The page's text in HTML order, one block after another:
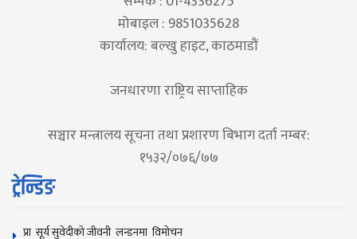
मोबाइल : 9851035628
कार्यालय: बल्खु हाइट, काठमाडौं
जनधारणा राष्ट्रिय साप्ताहिक
सञ्चार मन्त्रालय सूचना तथा प्रशारण बिभाग दर्ता नम्बर:
१५३२/०७६/७७
ट्रेन्डिङ
प्रा सूर्य सुवेदीको जीवनी लन्डनमा विमोचन